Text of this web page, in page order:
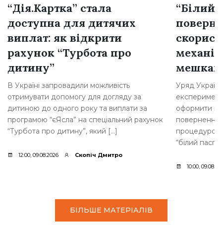
“Дія.Картка” стала
доступна для дитячих
виплат: як відкрити
рахунок “Турбота про
дитину”
В Україні запровадили можливість
отримувати допомогу для догляду за
дитиною до одного року та виплати за
програмою “єЯсла” на спеціальний рахунок
“Турбота про дитину”, який […]
12:00, 09.08.2026 Скопіч Дмитро
“Білий
Уряд
оформити
повернення
“білий
10:00,
БІЛЬШЕ МАТЕРІАЛІВ